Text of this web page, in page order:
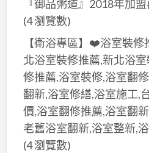
『御品粥道』2018年加
(4 瀏覽數)
【衛浴專區】❤️浴室裝修
北浴室裝修推薦,新北浴
修推薦,浴室裝修,浴室翻
翻新,浴室修繕,浴室施工,
價,浴室翻修推薦,浴室翻
老舊浴室翻新,浴室整新,
(4 瀏覽數)